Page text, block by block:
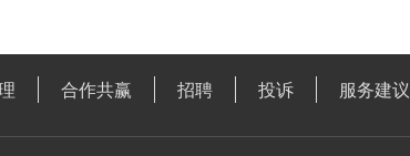
合作共赢 招聘 投诉 服务建议